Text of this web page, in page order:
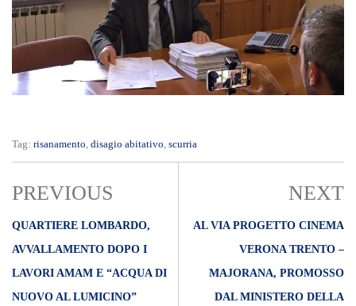
Tag: risanamento disagio abitativo scurria
PREVIOUS
QUARTIERE LOMBARDO,
AVVALLAMENTO DOPO I
LAVORI AMAM E “ACQUA DI
NUOVO AL LUMICINO”
NEXT
AL VIA PROGETTO CINEMA
VERONA TRENTO –
MAJORANA, PROMOSSO
DAL MINISTERO DELLA